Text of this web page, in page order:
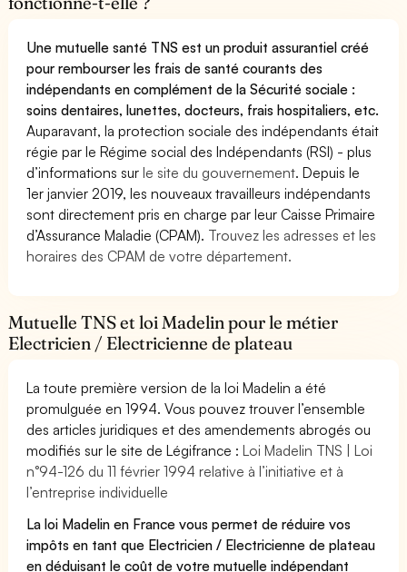
Une mutuelle santé TNS est un produit assurantiel créé
pour rembourser les frais de santé courants des
indépendants en complément de la Sécurité sociale :
soins dentaires, lunettes, docteurs, frais hospitaliers, etc.
Auparavant, la protection sociale des indépendants était
régie par le Régime social des Indépendants (RSI) - plus
d’informations surle site du gouvernement. Depuis le
1er janvier 2019, les nouveaux travailleurs indépendants
sont directement pris en charge par leur Caisse Primaire
d’Assurance Maladie (CPAM). Trouvez les adresses et les
horaires des CPAM de votre département.
Mutuelle TNS et loi Madelin pour le métier
Electricien / Electricienne de plateau
La toute première version de la loi Madelin a été
promulguée en 1994. Vous pouvez trouver l’ensemble
des articles juridiques et des amendements abrogés ou
modifiés sur le site de Légifrance :Loi Madelin TNS | Loi
n°94-126 du 11 février 1994 relative à l’initiative et à
l’entreprise individuelle
La loi Madelin en France vous permet de réduire vos
impôts en tant que Electricien / Electricienne de plateau
en déduisant le coût de votre mutuelle indépendant